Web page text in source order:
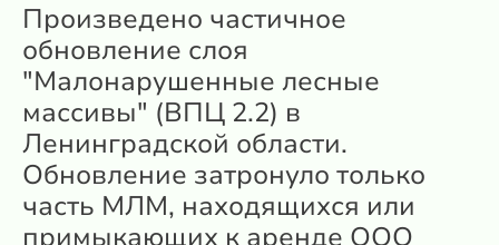
Произведено частичное
обновление слоя
"Малонарушенные лесные
массивы" (ВПЦ 2.2) в
Ленинградской области.
Обновление затронуло только
часть МЛМ, находящихся или
примыкающих к аренде ООО